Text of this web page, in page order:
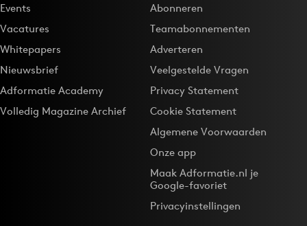
Events
Vacatures
Whitepapers
Nieuwsbrief
Adformatie Academy
Volledig Magazine Archief
Abonneren
Teamabonnementen
Adverteren
Veelgestelde Vragen
Privacy Statement
Cookie Statement
Algemene Voorwaarden
Onze app
Maak Adformatie.nl je
Google-favoriet
Privacyinstellingen